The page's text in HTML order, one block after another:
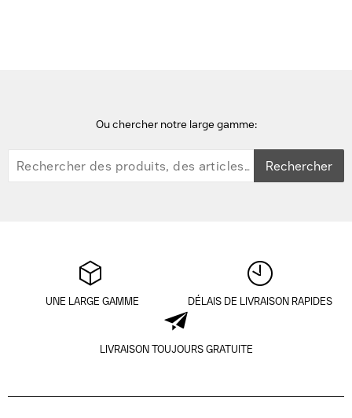
Ou chercher notre large gamme:
Rechercher
UNE LARGE GAMME DÉLAIS DE LIVRAISON RAPIDES
LIVRAISON TOUJOURS GRATUITE